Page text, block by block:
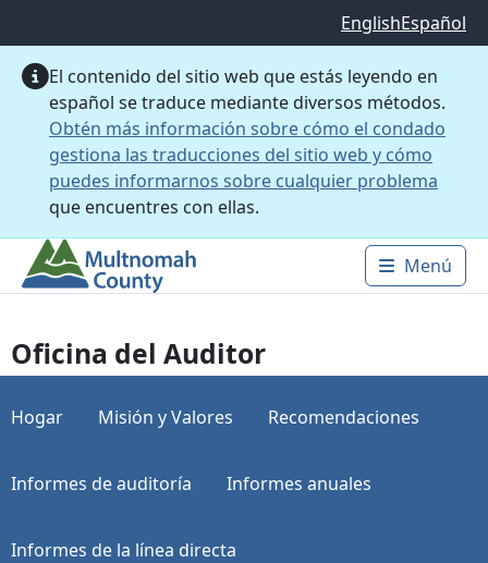
EnglishEspañol
El contenido del sitio web que estás leyendo en
español se traduce mediante diversos métodos.
Obtén más información sobre cómo el condado
gestiona las traducciones del sitio web y cómo
puedes informarnos sobre cualquier problema
que encuentres con ellas.
Main
Menú
Oficina del Auditor
Hogar Misión y Valores Recomendaciones
Informes de auditoría Informes anuales
Informes de la línea directa